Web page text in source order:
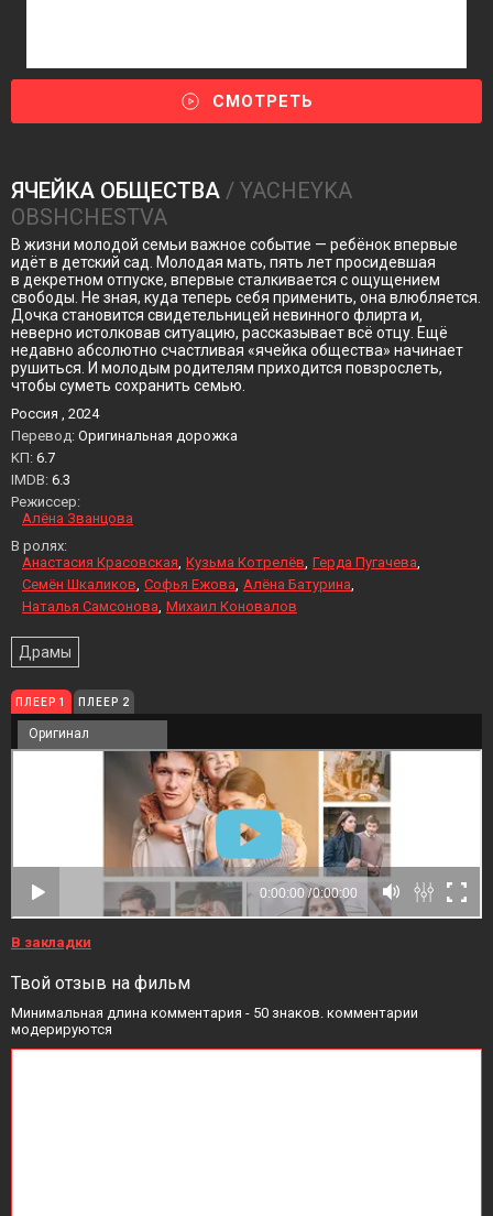
СМОТРЕТЬ
ЯЧЕЙКА ОБЩЕСТВА / YACHEYKA
OBSHCHESTVA
В жизни молодой семьи важное событие — ребёнок впервые
идёт в детский сад. Молодая мать, пять лет просидевшая
в декретном отпуске, впервые сталкивается с ощущением
свободы. Не зная, куда теперь себя применить, она влюбляется.
Дочка становится свидетельницей невинного флирта и,
неверно истолковав ситуацию, рассказывает всё отцу. Ещё
недавно абсолютно счастливая «ячейка общества» начинает
рушиться. И молодым родителям приходится повзрослеть,
чтобы суметь сохранить семью.
Россия , 2024
Перевод: Оригинальная дорожка
KП: 6.7
IMDB: 6.3
Режиссер:
Алёна Званцова
В ролях:
Анастасия Красовская Кузьма Котрелёв Герда Пугачева
Семён Шкаликов Софья Ежова Алёна Батурина
Наталья Самсонова Михаил Коновалов
Драмы
ПЛЕЕР 1 ПЛЕЕР 2
Оригинал
В закладки
Твой отзыв на фильм
Минимальная длина комментария - 50 знаков. комментарии
модерируются